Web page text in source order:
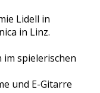
Lidell in
in Linz.
im spielerischen
und E-Gitarre